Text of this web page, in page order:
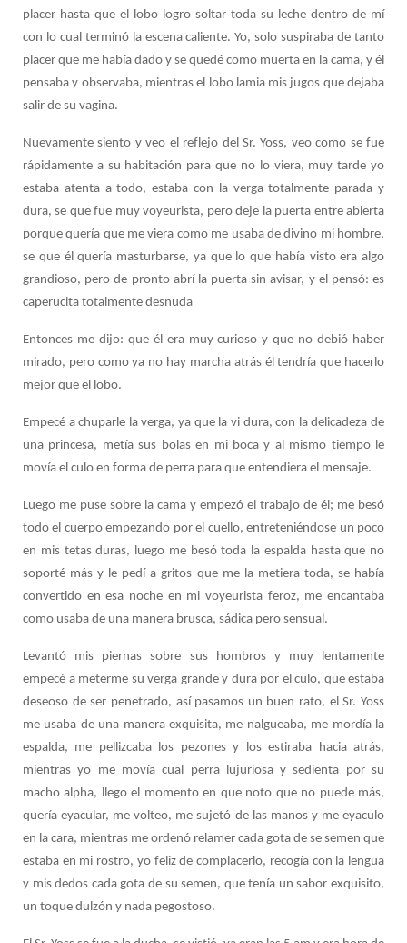
placer hasta que el lobo logro soltar toda su leche dentro de mí
con lo cual terminó la escena caliente. Yo, solo suspiraba de tanto
placer que me había dado y se quedé como muerta en la cama, y él
pensaba y observaba, mientras el lobo lamia mis jugos que dejaba
salir de su vagina.
Nuevamente siento y veo el reflejo del Sr. Yoss, veo como se fue
rápidamente a su habitación para que no lo viera, muy tarde yo
estaba atenta a todo, estaba con la verga totalmente parada y
dura, se que fue muy voyeurista, pero deje la puerta entre abierta
porque quería que me viera como me usaba de divino mi hombre,
se que él quería masturbarse, ya que lo que había visto era algo
grandioso, pero de pronto abrí la puerta sin avisar, y el pensó: es
caperucita totalmente desnuda
Entonces me dijo: que él era muy curioso y que no debió haber
mirado, pero como ya no hay marcha atrás él tendría que hacerlo
mejor que el lobo.
Empecé a chuparle la verga, ya que la vi dura, con la delicadeza de
una princesa, metía sus bolas en mi boca y al mismo tiempo le
movía el culo en forma de perra para que entendiera el mensaje.
Luego me puse sobre la cama y empezó el trabajo de él; me besó
todo el cuerpo empezando por el cuello, entreteniéndose un poco
en mis tetas duras, luego me besó toda la espalda hasta que no
soporté más y le pedí a gritos que me la metiera toda, se había
convertido en esa noche en mi voyeurista feroz, me encantaba
como usaba de una manera brusca, sádica pero sensual.
Levantó mis piernas sobre sus hombros y muy lentamente
empecé a meterme su verga grande y dura por el culo, que estaba
deseoso de ser penetrado, así pasamos un buen rato, el Sr. Yoss
me usaba de una manera exquisita, me nalgueaba, me mordía la
espalda, me pellizcaba los pezones y los estiraba hacia atrás,
mientras yo me movía cual perra lujuriosa y sedienta por su
macho alpha, llego el momento en que noto que no puede más,
quería eyacular, me volteo, me sujetó de las manos y me eyaculo
en la cara, mientras me ordenó relamer cada gota de se semen que
estaba en mi rostro, yo feliz de complacerlo, recogía con la lengua
y mis dedos cada gota de su semen, que tenía un sabor exquisito,
un toque dulzón y nada pegostoso.